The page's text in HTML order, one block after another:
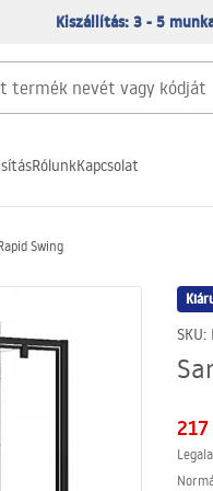
Kiszállítás: 3 - 5
RólunkKapcsolat
Swing
SKU: